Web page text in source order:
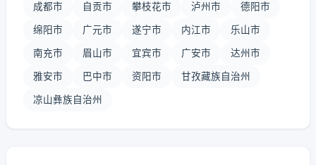
成都市 自贡市 攀枝花市 泸州市 德阳市
绵阳市 广元市 遂宁市 内江市 乐山市
南充市 眉山市 宜宾市 广安市 达州市
雅安市 巴中市 资阳市 甘孜藏族自治州
凉山彝族自治州